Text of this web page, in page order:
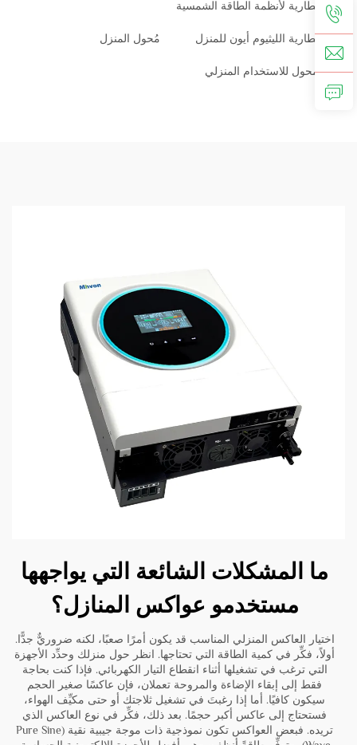
بطارية لأنظمة الطاقة الشمسية
بطارية الليثيوم أيون للمنزل مُحول المنزل
محول للاستخدام المنزلي
ما المشكلات الشائعة التي يواجهها
مستخدمو عواكس المنازل؟
اختيار العاكس المنزلي المناسب قد يكون أمرًا صعبًا، لكنه ضروريٌّ جدًّا.
أولاً، فكِّر في كمية الطاقة التي تحتاجها. انظر حول منزلك وحدِّد الأجهزة
التي ترغب في تشغيلها أثناء انقطاع التيار الكهربائي. فإذا كنت بحاجة
فقط إلى إبقاء الإضاءة والمروحة تعملان، فإن عاكسًا صغير الحجم
سيكون كافيًا. أما إذا رغبتَ في تشغيل ثلاجتك أو حتى مكيِّف الهواء،
فستحتاج إلى عاكس أكبر حجمًا. بعد ذلك، فكِّر في نوع العاكس الذي
تريده. فبعض العواكس تكون نموذجية ذات موجة جيبية نقية (Pure Sine